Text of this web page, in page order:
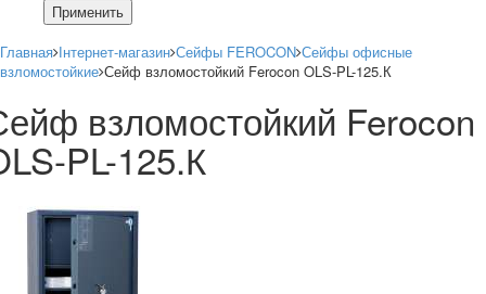
Применить
Главная Інтернет-магазин Сейфы FEROCON Сейфы офисные
взломостойкие Сейф взломостойкий Ferocon OLS-PL-125.К
взломостойкий Ferocon
PL-125.К